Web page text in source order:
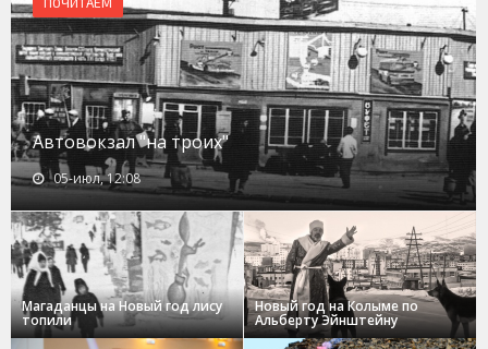
Автовокзал "на троих"
05-июл, 12:08
Магаданцы на Новый год лису
топили
Новый год на Колыме по
Альберту Эйнштейну